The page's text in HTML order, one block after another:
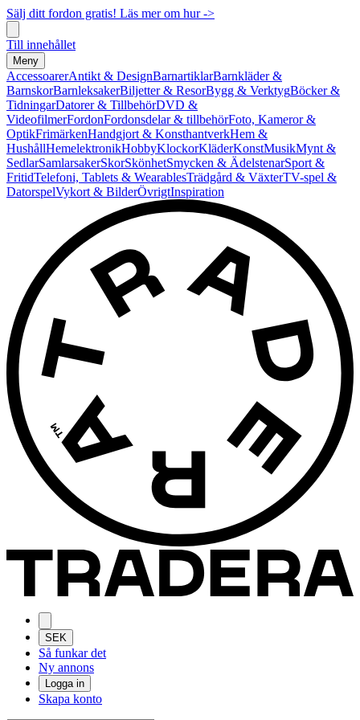
Sälj ditt fordon gratis! Läs mer om hur ->
Till innehållet
Meny
AccessoarerAntikt & DesignBarnartiklarBarnkläder &
BarnskorBarnleksakerBiljetter & ResorBygg & VerktygBöcker &
TidningarDatorer & TillbehörDVD &
VideofilmerFordonFordonsdelar & tillbehörFoto, Kameror &
OptikFrimärkenHandgjort & KonsthantverkHem &
HushållHemelektronikHobbyKlockorKläderKonstMusikMynt &
SedlarSamlarsakerSkorSkönhetSmycken & ÄdelstenarSport &
FritidTelefoni, Tablets & WearablesTrädgård & VäxterTV-spel &
DatorspelVykort & BilderÖvrigtInspiration
SEK
Så funkar det
Ny annons
Logga in
Skapa konto